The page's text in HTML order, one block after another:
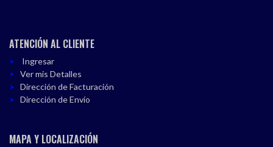
ATENCIÓN AL CLIENTE
Ingresar
Ver mis Detalles
Dirección de Facturación
Dirección de Envío
MAPA Y LOCALIZACIÓN